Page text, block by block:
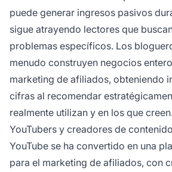
puede generar ingresos pasivos
sigue atrayendo lectores que
problemas específicos. Los
menudo construyen negocios
marketing de afiliados, obteniendo
cifras al recomendar
realmente utilizan y en los que
YouTubers y creadores de
YouTube se ha convertido en una
para el marketing de afiliados, con